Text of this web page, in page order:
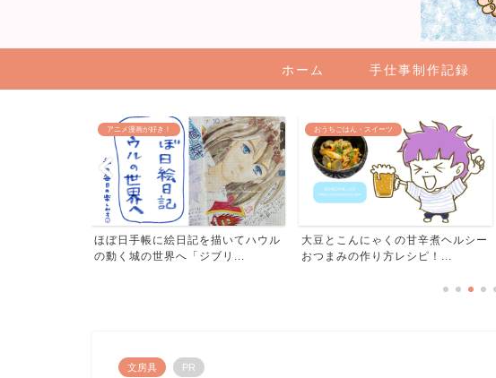
ホーム 手仕事制作記録
おうちごはん・スイーツ
大豆とこんにゃくの甘辛煮ヘルシー
おつまみの作り方レシピ！...
ハンドメイド
リーバイスジーンズのリペアをやっ
てみた「膝の穴をお直しす...
文房具 PR